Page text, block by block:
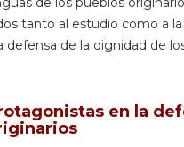
tanto al estudio como a
defensa de la dignidad de
en la